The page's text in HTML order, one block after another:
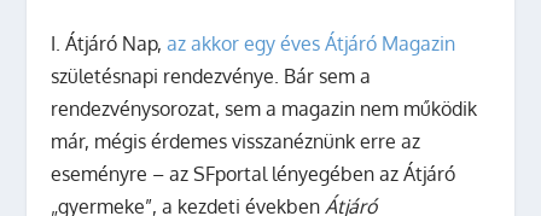
I. Átjáró Nap,az akkor egy éves Átjáró Magazin
születésnapi rendezvénye. Bár sem a
rendezvénysorozat, sem a magazin nem működik
már, mégis érdemes visszanéznünk erre az
eseményre – az SFportal lényegében az Átjáró
„gyermeke”, a kezdeti években Átjáró